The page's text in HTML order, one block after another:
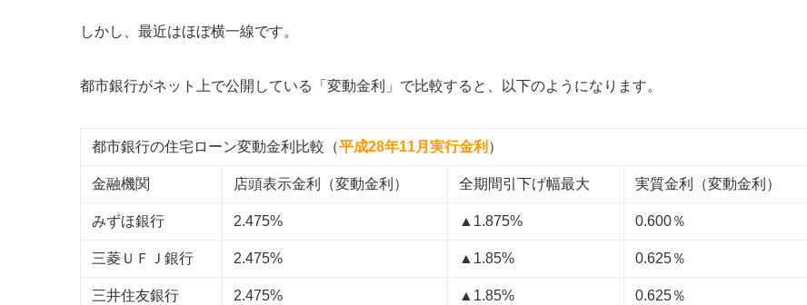
しかし、最近はほぼ横一線です。
都市銀行がネット上で公開している「変動金利」で比較すると、以下のようになります。
都市銀行の住宅ローン変動金利比較（平成28年11月実行金利 ）
金融機関 店頭表示金利（変動金利） 全期間引下げ幅最大 実質金利（変動金利）
みずほ銀行 2.475% ▲1.875% 0.600％
三菱ＵＦＪ銀行 2.475% ▲1.85% 0.625％
三井住友銀行 2.475% ▲1.85% 0.625％